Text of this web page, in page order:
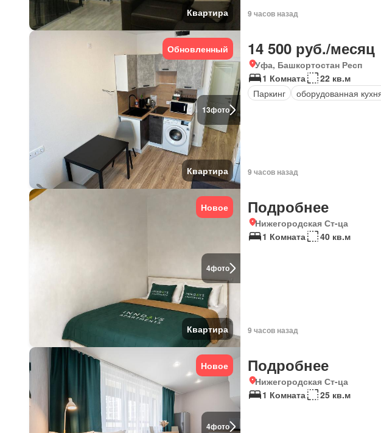
Квартира 9 часов назад
13фото
Обновленный
Квартира
14 500 руб./месяц
Уфа, Башкортостан Респ
1 Комната
22 кв.м
Паркинг
оборудованная
9 часов назад
4фото
Новое
Квартира
Подробнее
Нижегородская Ст-ца
1 Комната
40 кв.м
9 часов назад
4фото
Новое Подробнее
Нижегородская Ст-ца
1 Комната
25 кв.м